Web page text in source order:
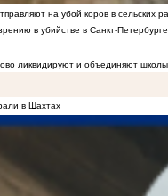
на убой коров в сельских
в убийстве в Санкт-Петербурге
ликвидируют и объединяют
в Шахтах